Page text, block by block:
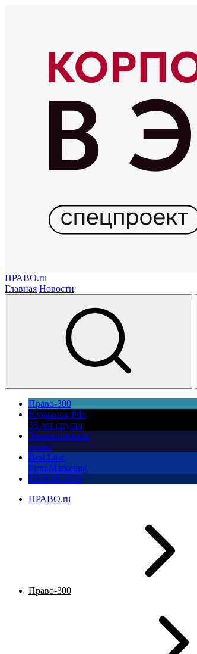
ПРАВО.ru
Главная Новости
Право-300
Юррынок РФ:
35 лет спустя
Экологическое
право
Best Law
Firm Marketing
ПМЮФ 2026
ПРАВО.ru
Право-300